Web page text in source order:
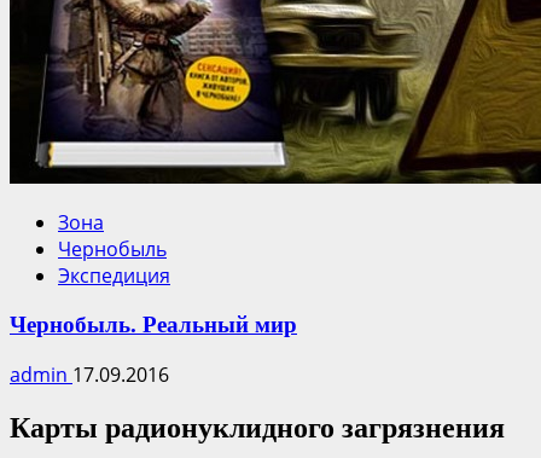
Зона
Чернобыль
Экспедиция
Чернобыль. Реальный мир
admin 17.09.2016
Карты радионуклидного загрязнения